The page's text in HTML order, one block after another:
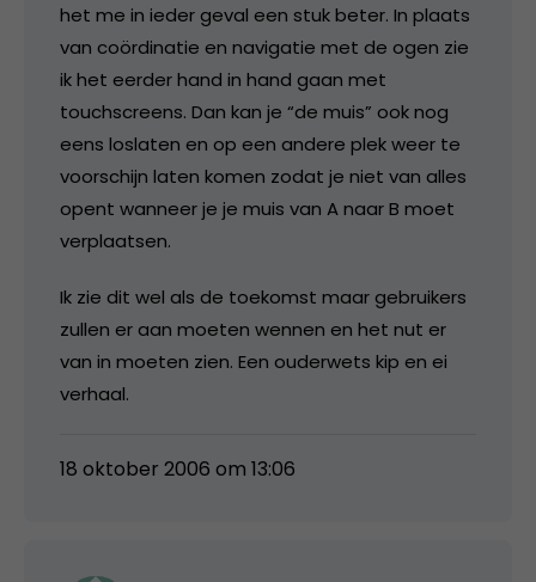
het me in ieder geval een stuk beter. In plaats
van coördinatie en navigatie met de ogen zie
ik het eerder hand in hand gaan met
touchscreens. Dan kan je “de muis” ook nog
eens loslaten en op een andere plek weer te
voorschijn laten komen zodat je niet van alles
opent wanneer je je muis van A naar B moet
verplaatsen.
Ik zie dit wel als de toekomst maar gebruikers
zullen er aan moeten wennen en het nut er
van in moeten zien. Een ouderwets kip en ei
verhaal.
18 oktober 2006 om 13:06